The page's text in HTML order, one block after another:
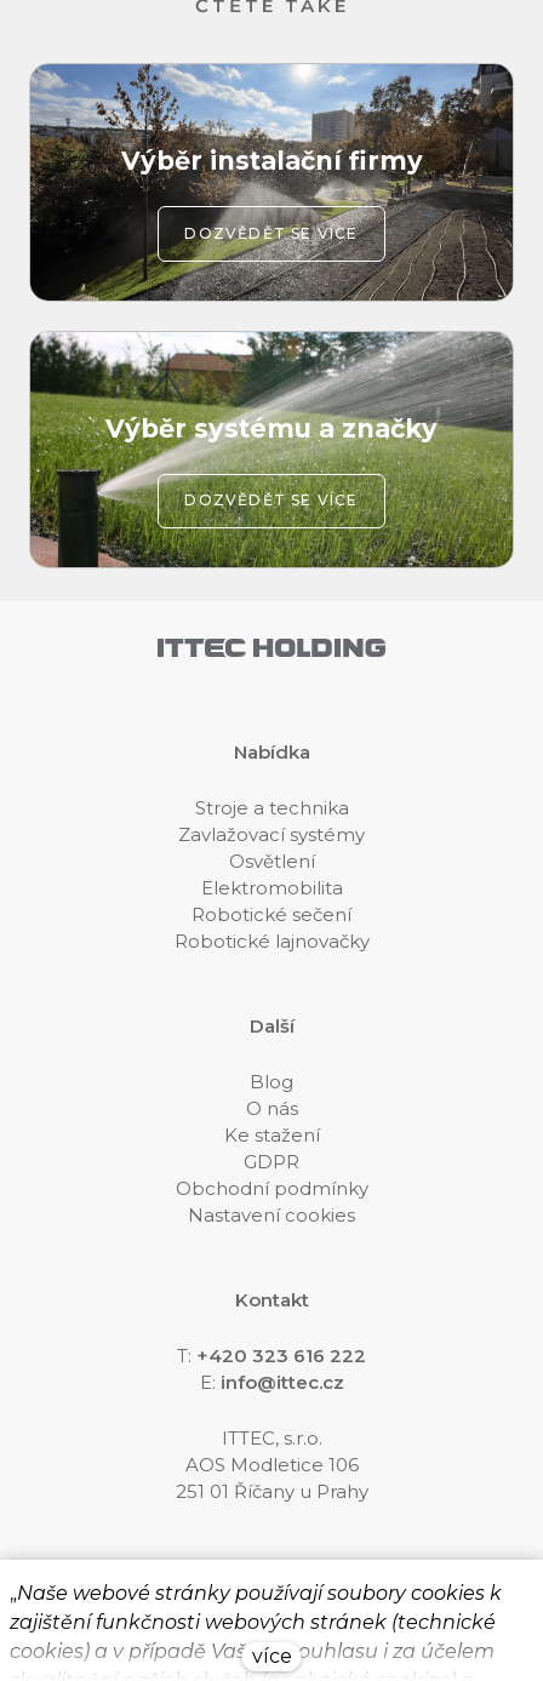
ČTĚTE TAKÉ
Výběr instalační firmy
DOZVĚDĚT SE VÍCE
Výběr systému a značky
DOZVĚDĚT SE VÍCE
Nabídka
Stroje a technika
Zavlažovací systémy
Osvětlení
Elektromobilita
Robotické sečení
Robotické lajnovačky
Další
Blog
O nás
Ke stažení
GDPR
Obchodní podmínky
Nastavení cookies
Kontakt
T: +420 323 616 222
E: info@ittec.cz
ITTEC, s.r.o.
AOS Modletice 106
251 01 Říčany u Prahy
„Naše webové stránky používají soubory cookies k
zajištění funkčnosti webových stránek (technické
cookies) a v případě Vašeho souhlasu i za účelem
více